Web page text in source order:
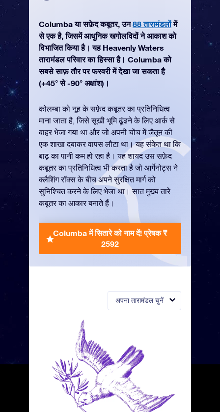
अपना तारामंडल चुनें
Columba या सफ़ेद कबूतर, उन88 तारामंडलोंमें
से एक है, जिसमें आधुनिक खगोलविदों ने आकाश को
विभाजित किया है। यह Heavenly Waters
तारामंडल परिवार का हिस्सा है। Columba को
सबसे साफ़ तौर पर फरवरी में देखा जा सकता है
(+45° से -90° अक्षांश)।
कोलम्बा को नूह के सफ़ेद कबूतर का प्रतिनिधित्व
माना जाता है, जिसे सूखी भूमि ढूंढने के लिए आर्क से
बाहर भेजा गया था और जो अपनी चोंच में जैतून की
एक शाखा दबाकर वापस लौटा था। यह संकेत था कि
बाढ़ का पानी कम हो रहा है। यह शायद उस सफ़ेद
कबूतर का प्रतिनिधित्व भी करता है जो आर्गेनोट्स ने
क्लैशिंग रॉक्स के बीच अपने सुरक्षित मार्ग को
सुनिश्चित करने के लिए भेजा था। सात मुख्य तारे
कबूतर का आकार बनाते हैं।
Columba में सितारे को नाम दें!प्रेषक ₹
2592